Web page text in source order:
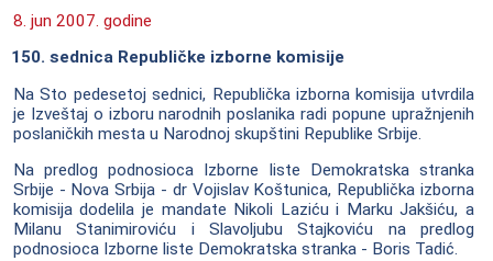
8. jun 2007. godine
150. sednica Republičke izborne komisije
Na Sto pedesetoj sednici, Republička izborna komisija utvrdila
je Izveštaj o izboru narodnih poslanika radi popune upražnjenih
poslaničkih mesta u Narodnoj skupštini Republike Srbije.
Na predlog podnosioca Izborne liste Demokratska stranka
Srbije - Nova Srbija - dr Vojislav Koštunica, Republička izborna
komisija dodelila je mandate Nikoli Laziću i Marku Jakšiću, a
Milanu Stanimiroviću i Slavoljubu Stajkoviću na predlog
podnosioca Izborne liste Demokratska stranka - Boris Tadić.